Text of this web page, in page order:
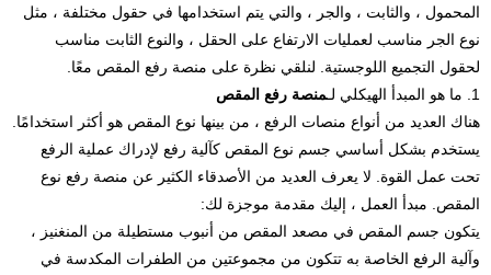
المحمول ، والثابت ، والجر ، والتي يتم استخدامها في حقول مختلفة ، مثل
نوع الجر مناسب لعمليات الارتفاع على الحقل ، والنوع الثابت مناسب
لحقول التجميع اللوجستية. لنلقي نظرة على منصة رفع المقص معًا.
1. ما هو المبدأ الهيكلي لـ
منصة رفع المقص
هناك العديد من أنواع منصات الرفع ، من بينها نوع المقص هو أكثر استخدامًا.
يستخدم بشكل أساسي جسم نوع المقص كآلية رفع لإدراك عملية الرفع
تحت عمل القوة. لا يعرف العديد من الأصدقاء الكثير عن منصة رفع نوع
المقص. مبدأ العمل ، إليك مقدمة موجزة لك:
يتكون جسم المقص في مصعد المقص من أنبوب مستطيلة من المنغنيز ،
وآلية الرفع الخاصة به تتكون من مجموعتين من الطفرات المكدسة في